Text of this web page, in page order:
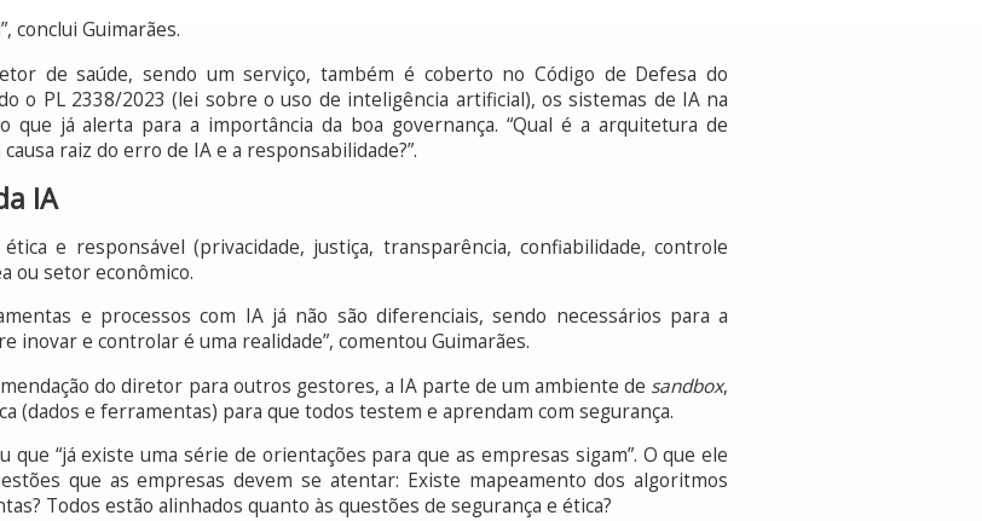
conclui Guimarães.
de saúde, sendo um serviço, também é coberto no Código de Defesa do
o PL 2338/2023 (lei sobre o uso de inteligência artificial), os sistemas de IA na
que já alerta para a importância da boa governança. “Qual é a arquitetura de
raiz do erro de IA e a responsabilidade?”.
IA
e responsável (privacidade, justiça, transparência, confiabilidade, controle
ou setor econômico.
e processos com IA já não são diferenciais, sendo necessários para a
inovar e controlar é uma realidade”, comentou Guimarães.
do diretor para outros gestores, a IA parte de um ambiente de sandbox,
(dados e ferramentas) para que todos testem e aprendam com segurança.
“já existe uma série de orientações para que as empresas sigam”. O que ele
que as empresas devem se atentar: Existe mapeamento dos algoritmos
Todos estão alinhados quanto às questões de segurança e ética?